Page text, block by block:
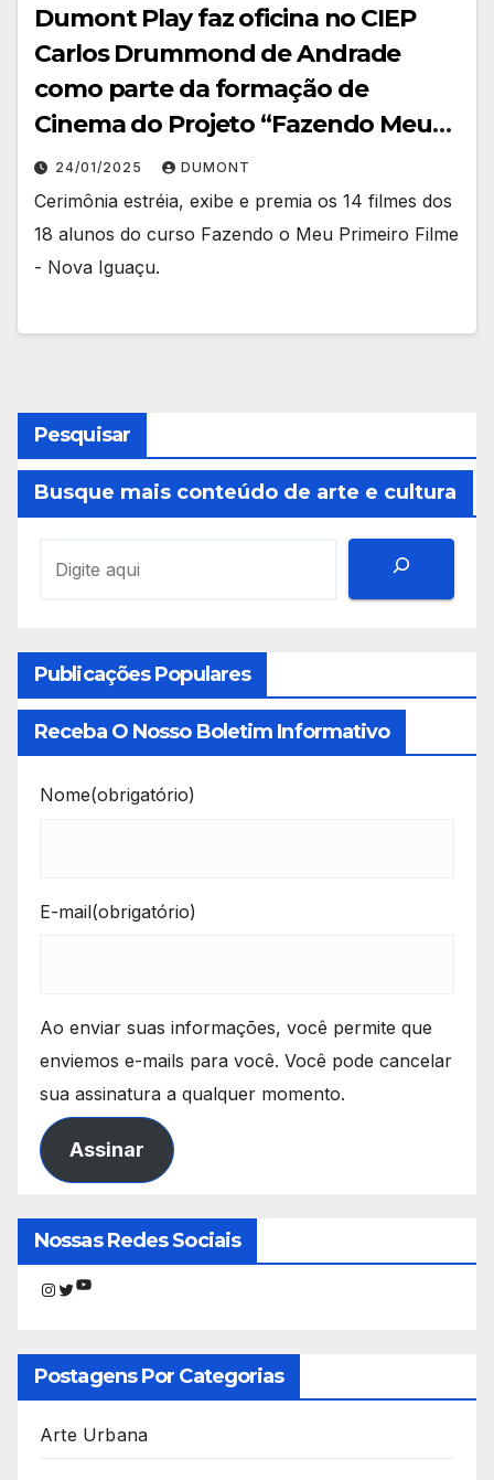
Dumont Play faz oficina no CIEP
Carlos Drummond de Andrade
como parte da formação de
Cinema do Projeto “Fazendo Meu
Primeiro Filme”
24/01/2025 DUMONT
Cerimônia estréia, exibe e premia os 14 filmes dos
18 alunos do curso Fazendo o Meu Primeiro Filme
- Nova Iguaçu.
Pesquisar
Busque mais conteúdo de arte e cultura
Publicações Populares
Receba O Nosso Boletim Informativo
Nome(obrigatório)
E-mail(obrigatório)
Ao enviar suas informações, você permite que
enviemos e-mails para você. Você pode cancelar
sua assinatura a qualquer momento.
Assinar
Nossas Redes Sociais
Instagram
Twitter
Youtube
Postagens Por Categorias
Arte Urbana